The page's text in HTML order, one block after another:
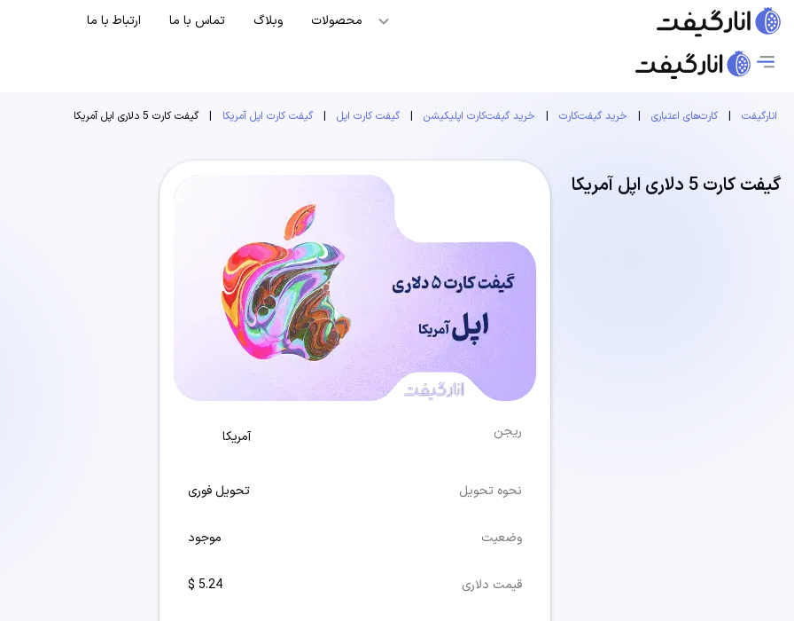
محصولات وبلاگ تماس با ما ارتباط با ما
انارگیفت | کارت‌های اعتباری | خرید گیفت‌کارت | خرید گیفت‌کارت اپلیکیشن | گیفت کارت اپل | گیفت کارت اپل آمریکا | گیفت کارت 5 دلاری اپل آمریکا
گیفت کارت 5 دلاری اپل آمریکا
ریجن آمریکا
نحوه تحویل تحویل فوری
وضعیت موجود
قیمت دلاری 5.24 $